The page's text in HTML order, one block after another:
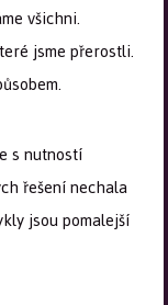
všichni.
jsme přerostli.
s nutností
řešení nechala
jsou pomalejší